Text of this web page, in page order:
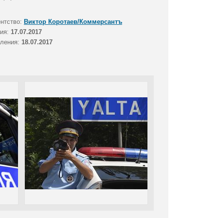
Виктор Коротаев/Коммерсантъ
17.07.2017
18.07.2017